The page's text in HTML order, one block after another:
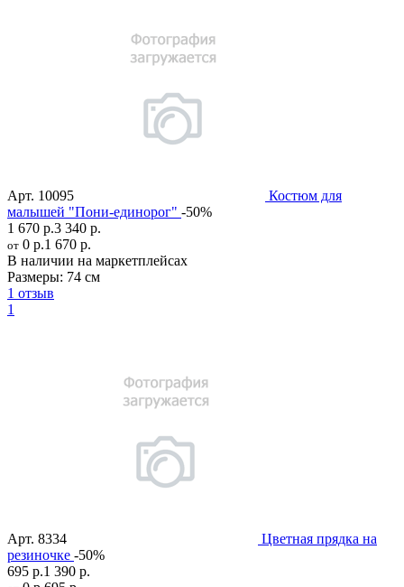
Арт. 10095
Костюм для
малышей "Пони-единорог" -50%
1 670 р.3 340 р.
от 0 р.1 670 р.
В наличии на маркетплейсах
Размеры: 74 см
1 отзыв
1
Арт. 8334
Цветная прядка на
резиночке -50%
695 р.1 390 р.